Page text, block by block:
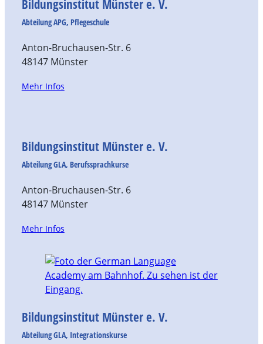
Bildungsinstitut Münster e. V.
Abteilung APG, Pflegeschule
Anton-Bruchausen-Str. 6
48147 Münster
Mehr Infos
Bildungsinstitut Münster e. V.
Abteilung GLA, Berufssprachkurse
Anton-Bruchausen-Str. 6
48147 Münster
Mehr Infos
Bildungsinstitut Münster e. V.
Abteilung GLA, Integrationskurse